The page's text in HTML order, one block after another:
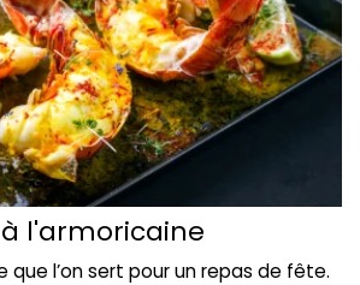
l'armoricaine
que l’on sert pour un repas de fête.